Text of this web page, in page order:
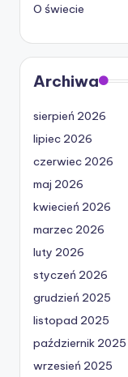
O świecie
Archiwa
sierpień 2026
lipiec 2026
czerwiec 2026
maj 2026
kwiecień 2026
marzec 2026
luty 2026
styczeń 2026
grudzień 2025
listopad 2025
październik 2025
wrzesień 2025